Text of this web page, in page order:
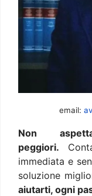
email:
Non
peggiori.
immediata e
soluzione
aiutarti, ogni